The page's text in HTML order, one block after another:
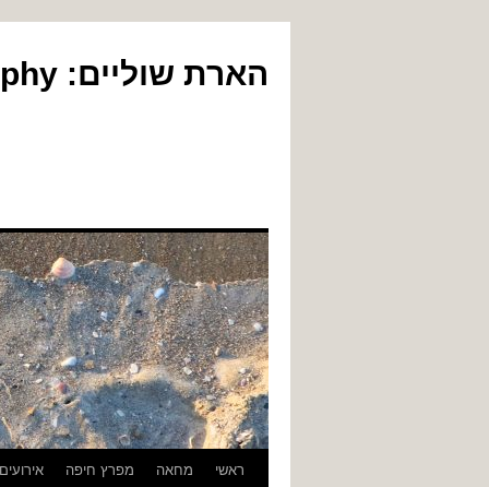
הארת שוליים: Yair Gil Photography
לדלגראשי מחאה מפרץ חיפה אירועים